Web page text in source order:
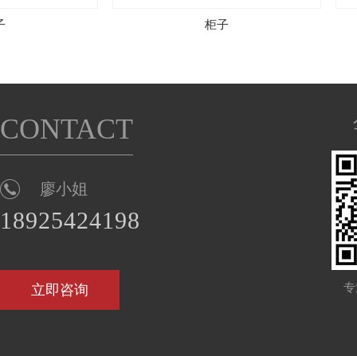
柜子
CONTACT
廖小姐
18925424198
立即咨询